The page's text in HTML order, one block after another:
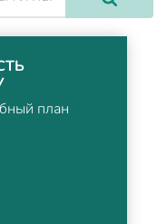
план